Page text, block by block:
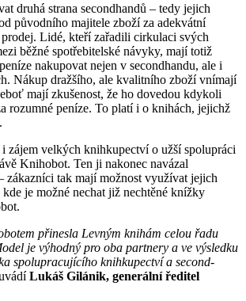
druhá strana secondhandů – tedy jejich
původního majitele zboží za adekvátní
Lidé, kteří zařadili cirkulaci svých
běžné spotřebitelské návyky, mají totiž
nakupovat nejen v secondhandu, ale i
Nákup dražšího, ale kvalitního zboží vnímají
mají zkušenost, že ho dovedou kdykoli
rozumné peníze. To platí i o knihách, jejichž
zájem velkých knihkupectví o užší spolupráci
Knihobot. Ten ji nakonec navázal
zákazníci tak mají možnost využívat jejich
je možné nechat již nechtěné knížky
přinesla Levným knihám celou řadu
je výhodný pro oba partnery a ve výsledku
spolupracujícího knihkupectví a second-
Lukáš Gilánik, generální ředitel